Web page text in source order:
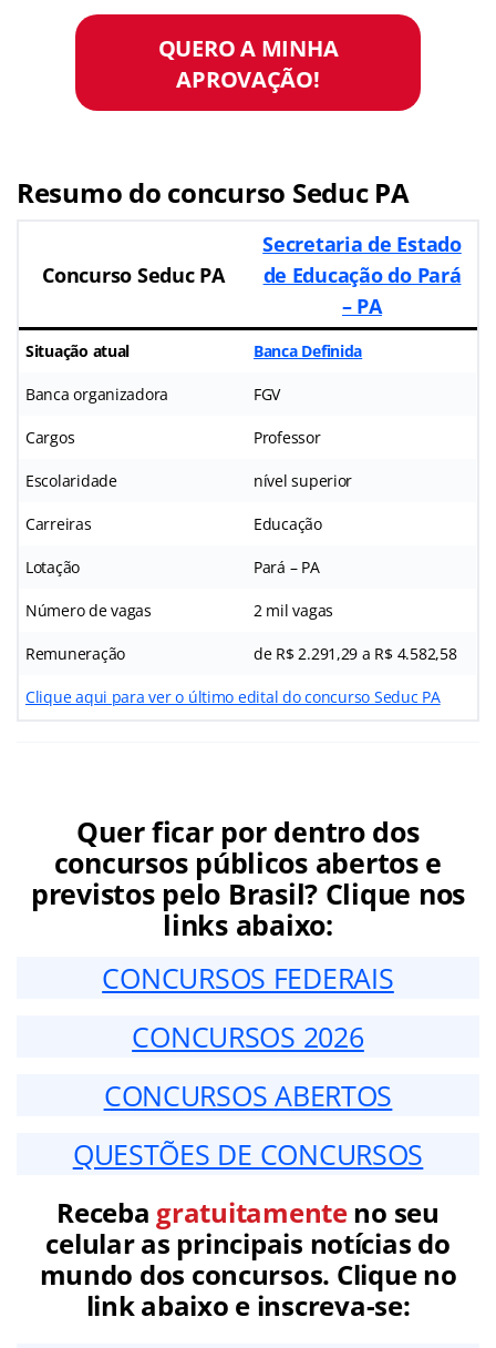
QUERO A MINHA
APROVAÇÃO!
Resumo do concurso Seduc PA
Concurso Seduc PA
Secretaria de Estado
de Educação do Pará
– PA
Situação atual Banca Definida
Banca organizadora FGV
Cargos Professor
Escolaridade nível superior
Carreiras Educação
Lotação Pará – PA
Número de vagas 2 mil vagas
Remuneração de R$ 2.291,29 a R$ 4.582,58
Clique aqui para ver o último edital do concurso Seduc PA
Quer ficar por dentro dos
concursos públicos abertos e
previstos pelo Brasil? Clique nos
links abaixo:
CONCURSOS FEDERAIS
CONCURSOS 2026
CONCURSOS ABERTOS
QUESTÕES DE CONCURSOS
Receba gratuitamenteno seu
celular as principais notícias do
mundo dos concursos. Clique no
link abaixo e inscreva-se: